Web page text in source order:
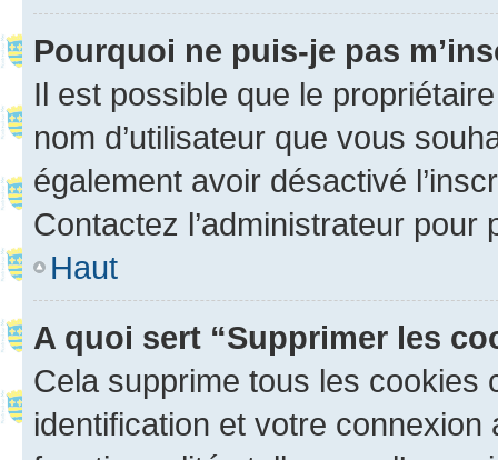
Pourquoi ne puis-je pas
Il est possible que le
nom d’utilisateur que vous
également avoir désactivé
Contactez l’administrateur
Haut
A quoi sert “Supprimer les
Cela supprime tous les cookies
identification et votre